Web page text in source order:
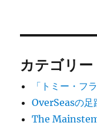
カテゴリー
「トミー・フ
OverSeasの足
The